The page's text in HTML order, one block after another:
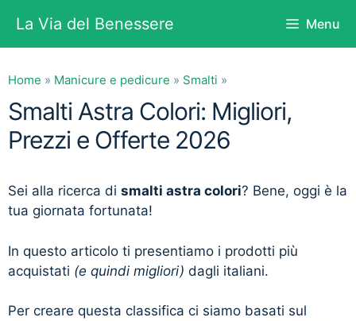
contenuto
La Via del Benessere Menu
Home » Manicure e pedicure » Smalti »
Smalti Astra Colori: Migliori,
Prezzi e Offerte 2026
Sei alla ricerca di smalti astra colori? Bene, oggi è la
tua giornata fortunata!
In questo articolo ti presentiamo i prodotti più
acquistati (e quindi migliori) dagli italiani.
Per creare questa classifica ci siamo basati sul